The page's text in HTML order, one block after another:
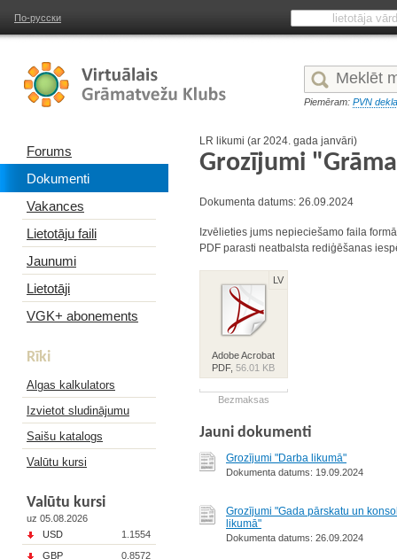
По-русски
Piemēram: PVN
Forums
Dokumenti
Vakances
Lietotāju faili
Jaunumi
Lietotāji
VGK+ abonements
Rīki
Algas kalkulators
Izvietot sludinājumu
Saišu katalogs
Valūtu kursi
Valūtu kursi
uz 05.08.2026
USD
1.1554
GBP
0.8572
LR likumi (ar 2024. gada janvāri)
Grozījumi
Dokumenta datums: 26.09.2024
Izvēlieties jums nepieciešamo faila
PDF parasti neatbalsta rediģēšanas
LV
Adobe Acrobat
PDF,56.01 KB
Bezmaksas
Jauni dokumenti
Grozījumi "Darba likumā"
Dokumenta datums: 19.09.2024
Grozījumi "Gada pārskatu un
likumā"
Dokumenta datums: 26.09.2024